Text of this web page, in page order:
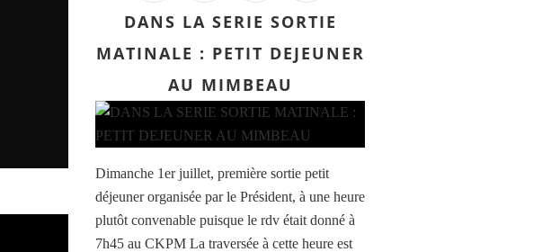
DANS LA SERIE SORTIE
MATINALE : PETIT DEJEUNER
AU MIMBEAU
Dimanche 1er juillet, première sortie petit
déjeuner organisée par le Président, à une heure
plutôt convenable puisque le rdv était donné à
7h45 au CKPM La traversée à cette heure est